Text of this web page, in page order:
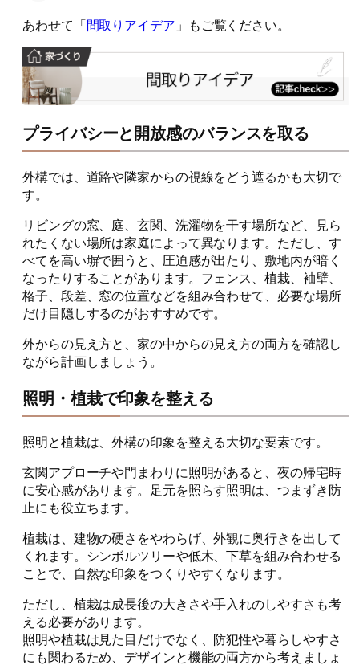
あわせて「間取りアイデア 」もご覧ください。
プライバシーと開放感のバランスを取る
外構では、道路や隣家からの視線をどう遮るかも大切で
す。
リビングの窓、庭、玄関、洗濯物を干す場所など、見ら
れたくない場所は家庭によって異なります。ただし、す
べてを高い塀で囲うと、圧迫感が出たり、敷地内が暗く
なったりすることがあります。フェンス、植栽、袖壁、
格子、段差、窓の位置などを組み合わせて、必要な場所
だけ目隠しするのがおすすめです。
外からの見え方と、家の中からの見え方の両方を確認し
ながら計画しましょう。
照明・植栽で印象を整える
照明と植栽は、外構の印象を整える大切な要素です。
玄関アプローチや門まわりに照明があると、夜の帰宅時
に安心感があります。足元を照らす照明は、つまずき防
止にも役立ちます。
植栽は、建物の硬さをやわらげ、外観に奥行きを出して
くれます。シンボルツリーや低木、下草を組み合わせる
ことで、自然な印象をつくりやすくなります。
ただし、植栽は成長後の大きさや手入れのしやすさも考
える必要があります。
照明や植栽は見た目だけでなく、防犯性や暮らしやすさ
にも関わるため、デザインと機能の両方から考えましょ